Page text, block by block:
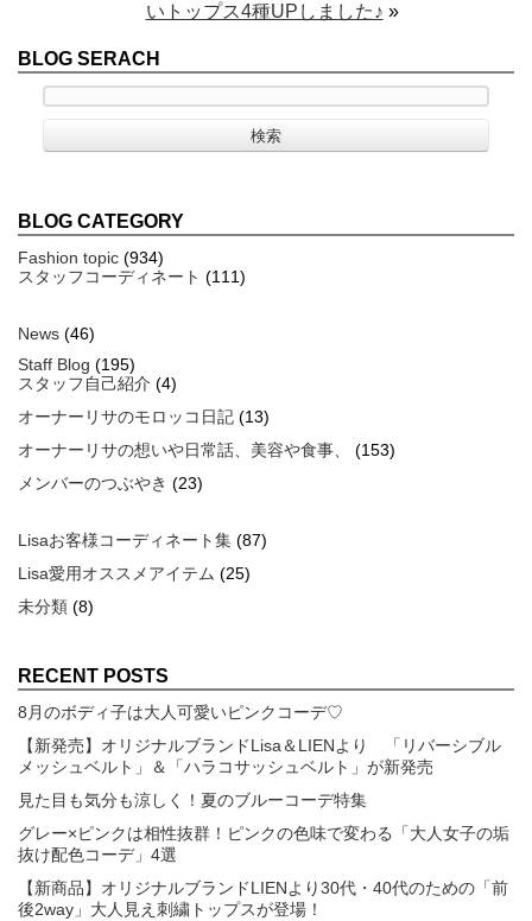
いトップス4種UPしました♪ »
BLOG SERACH
BLOG CATEGORY
Fashion topic (934)
スタッフコーディネート (111)
News (46)
Staff Blog (195)
スタッフ自己紹介 (4)
オーナーリサのモロッコ日記 (13)
オーナーリサの想いや日常話、美容や食事、
(153)
メンバーのつぶやき (23)
Lisaお客様コーディネート集 (87)
Lisa愛用オススメアイテム (25)
未分類 (8)
RECENT POSTS
8月のボディ子は大人可愛いピンクコーデ♡
【新発売】オリジナルブランドLisa＆LIENより 「リバーシブル
メッシュベルト」＆「ハラコサッシュベルト」が新発売
見た目も気分も涼しく！夏のブルーコーデ特集
グレー×ピンクは相性抜群！ピンクの色味で変わる「大人女子の垢
抜け配色コーデ」4選
【新商品】オリジナルブランドLIENより30代・40代のための「前
後2way」大人見え刺繍トップスが登場！